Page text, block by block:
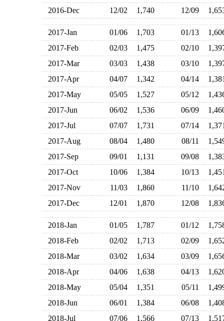
2016-Dec
12/02 1,740 12/09
2017-Jan 01/06 1,703 01/13
2017-Feb
02/03 1,475 02/10
2017-Mar
03/03 1,438 03/10
2017-Apr
04/07 1,342 04/14
2017-May
05/05 1,527 05/12
2017-Jun
06/02 1,536 06/09
2017-Jul
07/07 1,731 07/14
2017-Aug
08/04 1,480 08/11
2017-Sep
09/01 1,131 09/08
2017-Oct
10/06 1,384 10/13
2017-Nov
11/03 1,860 11/10
2017-Dec
12/01 1,870 12/08
2018-Jan 01/05 1,787 01/12
2018-Feb
02/02 1,713 02/09
2018-Mar
03/02 1,634 03/09
2018-Apr
04/06 1,638 04/13
2018-May
05/04 1,351 05/11
2018-Jun
06/01 1,384 06/08
2018-Jul
07/06 1,566 07/13